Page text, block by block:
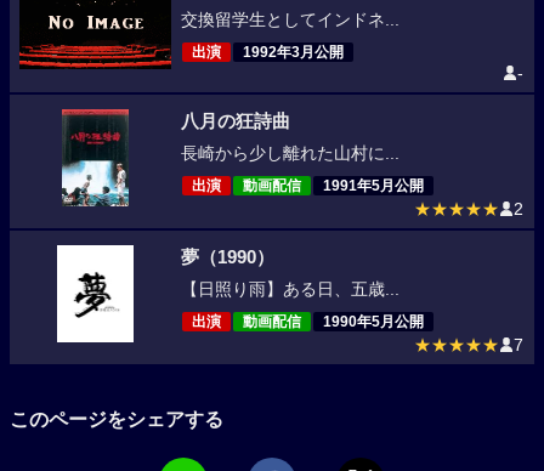
交換留学生としてインドネ...
出演 1992年3月公開
-
八月の狂詩曲
長崎から少し離れた山村に...
出演 動画配信 1991年5月公開
★★★★★ 2
夢（1990）
【日照り雨】ある日、五歳...
出演 動画配信 1990年5月公開
★★★★★ 7
このページをシェアする